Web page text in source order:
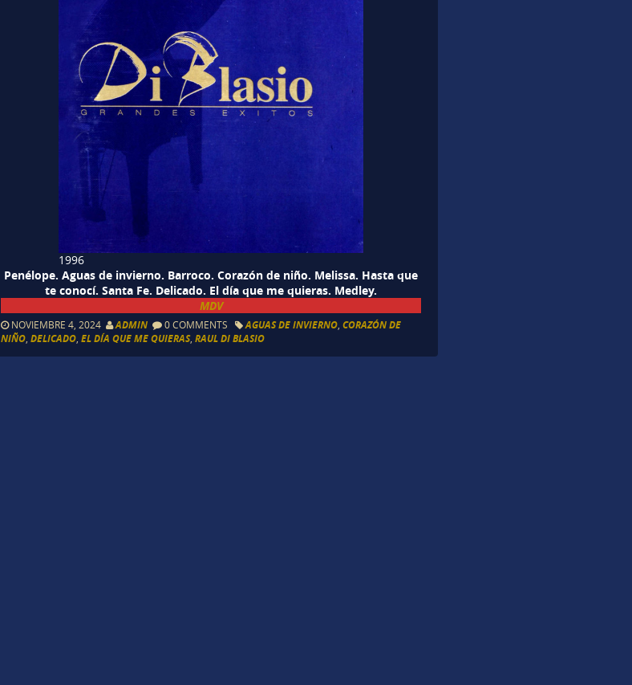
1996
Penélope. Aguas de invierno. Barroco. Corazón de niño. Melissa. Hasta que
te conocí. Santa Fe. Delicado. El día que me quieras. Medley.
MDV
NOVIEMBRE 4, 2024 ADMIN 0 COMMENTS AGUAS DE INVIERNO,CORAZÓN DE
NIÑO,DELICADO,EL DÍA QUE ME QUIERAS,RAUL DI BLASIO